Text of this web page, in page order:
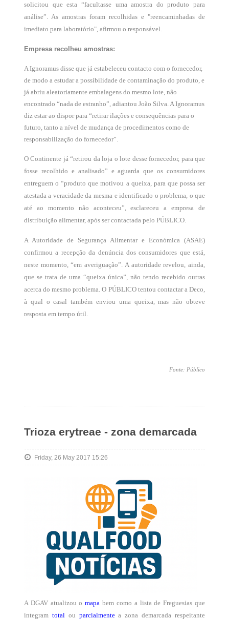
solicitou que esta “facultasse uma amostra do produto para
análise”. As amostras foram recolhidas e "reencaminhadas de
imediato para laboratório", afirmou o responsável.
Empresa recolheu amostras:
A Ignoramus disse que já estabeleceu contacto com o fornecedor,
de modo a estudar a possibilidade de contaminação do produto, e
já abriu aleatoriamente embalagens do mesmo lote, não
encontrado “nada de estranho”, adiantou João Silva. A Ignoramus
diz estar ao dispor para “retirar ilações e consequências para o
futuro, tanto a nível de mudança de procedimentos como de
responsabilização do fornecedor”.
O Continente já “retirou da loja o lote desse fornecedor, para que
fosse recolhido e analisado” e aguarda que os consumidores
entreguem o “produto que motivou a queixa, para que possa ser
atestada a veracidade da mesma e identificado o problema, o que
até ao momento não aconteceu”, esclareceu a empresa de
distribuição alimentar, após ser contactada pelo PÚBLICO.
A Autoridade de Segurança Alimentar e Económica (ASAE)
confirmou a recepção da denúncia dos consumidores que está,
neste momento, “em averiguação”. A autoridade revelou, ainda,
que se trata de uma “queixa única”, não tendo recebido outras
acerca do mesmo problema. O PÚBLICO tentou contactar a Deco,
à qual o casal também enviou uma queixa, mas não obteve
resposta em tempo útil.
Fonte: Público
Trioza erytreae - zona demarcada
Friday, 26 May 2017 15:26
A DGAV atualizou omapa bem como a lista de Freguesias que
integram totalou parcialmentea zona demarcada respeitante